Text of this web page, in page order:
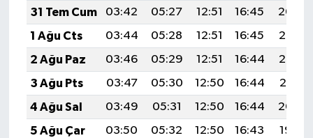
31 Tem Cum
03:42 05:27 12:51 16:45
20:04
1 Ağu Cts
03:44 05:28 12:51 16:45
20:03
2 Ağu Paz
03:46 05:29 12:51 16:44
20:02
3 Ağu Pts
03:47 05:30 12:50 16:44
20:01
4 Ağu Sal
03:49 05:31 12:50 16:44
20:00
5 Ağu Çar
03:50 05:32 12:50 16:43
19:59